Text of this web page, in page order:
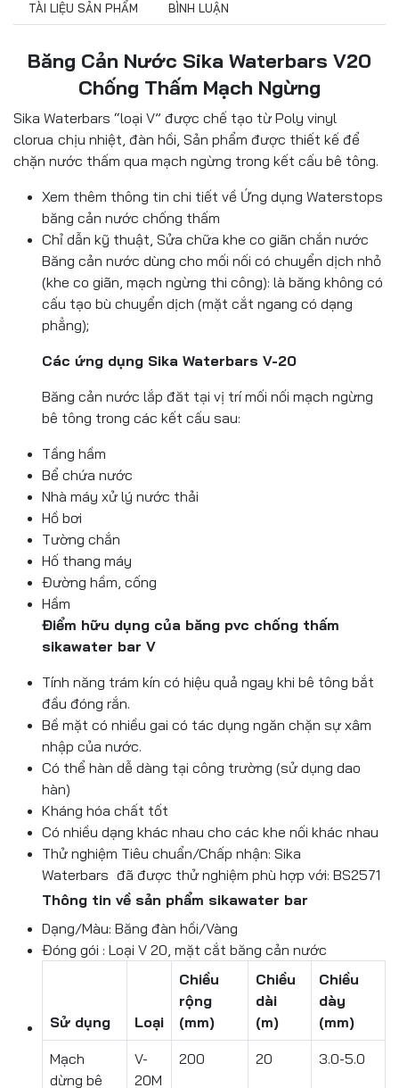
TÀI LIỆU SẢN PHẨM BÌNH LUẬN
Băng Cản Nước Sika Waterbars V20
Chống Thấm Mạch Ngừng
Sika Waterbars “loại V” được chế tạo từ Poly vinyl
clorua chịu nhiệt, đàn hồi, Sản phẩm được thiết kế để
chặn nước thấm qua mạch ngừng trong kết cấu bê tông.
Xem thêm thông tin chi tiết về Ứng dụng Waterstops
băng cản nước chống thấm
Chỉ dẫn kỹ thuật, Sửa chữa khe co giãn chắn nước
Băng cản nước dùng cho mối nối có chuyển dịch nhỏ
(khe co giãn, mạch ngừng thi công): là băng không có
cấu tạo bù chuyển dịch (mặt cắt ngang có dạng
phẳng);
Các ứng dụng Sika Waterbars V-20
Băng cản nước lắp đăt tại vị trí mối nối mạch ngừng
bê tông trong các kết cấu sau:
Tầng hầm
Bể chứa nước
Nhà máy xử lý nước thải
Hồ bơi
Tường chắn
Hố thang máy
Đường hầm, cống
Hầm
Điểm hữu dụng của băng pvc chống thấm
sikawater bar V
Tính năng trám kín có hiệu quả ngay khi bê tông bắt
đầu đóng rắn.
Bề mặt có nhiều gai có tác dụng ngăn chặn sự xâm
nhập của nước.
Có thể hàn dễ dàng tại công trường (sử dụng dao
hàn)
Kháng hóa chất tốt
Có nhiều dạng khác nhau cho các khe nối khác nhau
Thử nghiệm Tiêu chuẩn/Chấp nhận: Sika
Waterbars đã được thử nghiệm phù hợp với: BS2571
Thông tin về sản phẩm sikawater bar
Dạng/Màu: Băng đàn hồi/Vàng
Đóng gói : Loại V 20, mặt cắt băng cản nước
Sử dụng Loại
Chiều
rộng
(mm)
Chiều
dài
(m)
Chiều
dày
(mm)
Mạch
dừng bê
V-
20M
200 20 3.0-5.0